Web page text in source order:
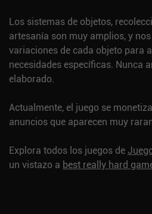
Los sistemas de objetos,
artesanía son muy amplios, y
variaciones de cada objeto para
necesidades específicas. Nunca
elaborado.
Actualmente, el juego se
anuncios que aparecen muy
Explora todos los juegos de
un vistazo a best really hard